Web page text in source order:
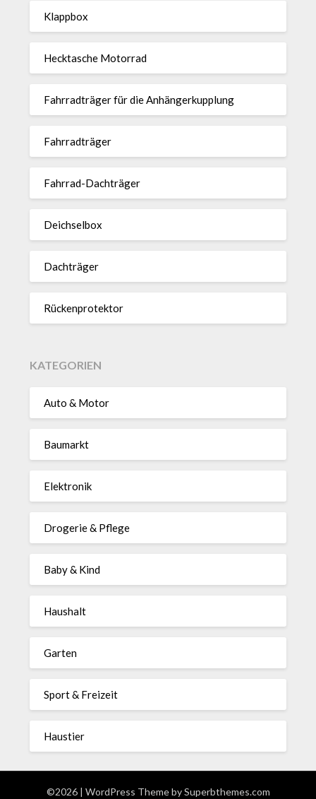
Klappbox
Heck­ta­sche Motorrad
Fahr­rad­träger für die Anhän­ger­kup­p­lung
Fahr­rad­träger
Fahrrad-Dach­träger
Deich­selbox
Dach­träger
Rücken­pro­tektor
KATEGORIEN
Auto & Motor
Baumarkt
Elektronik
Drogerie & Pflege
Baby & Kind
Haushalt
Garten
Sport & Freizeit
Haustier
©2026 | WordPress Theme bySuperbthemes.com